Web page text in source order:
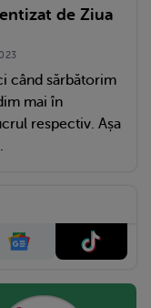
de Ziua
când sărbătorim
mai în
respectiv. Așa